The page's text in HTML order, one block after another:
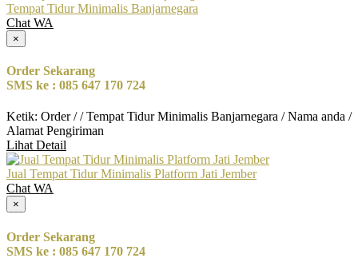
Tempat Tidur Minimalis Banjarnegara
Chat WA
×
Order Sekarang
SMS ke : 085 647 170 724
Ketik: Order / / Tempat Tidur Minimalis Banjarnegara / Nama anda /
Alamat Pengiriman
Lihat Detail
Jual Tempat Tidur Minimalis Platform Jati Jember
Chat WA
×
Order Sekarang
SMS ke : 085 647 170 724